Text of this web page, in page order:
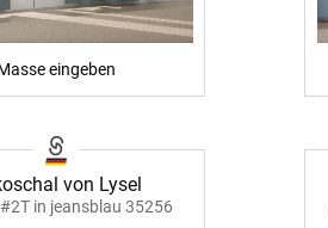
eingeben
von Lysel
in jeansblau 35256